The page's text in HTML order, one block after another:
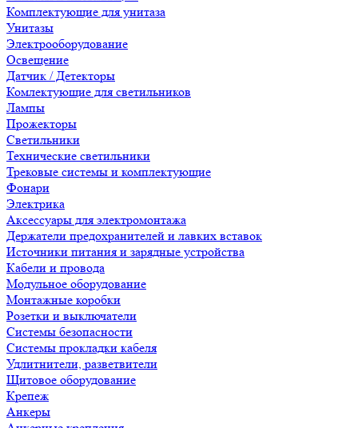
Комплектующие для унитаза
Унитазы
Электрооборудование
Освещение
Датчик / Детекторы
Комлектующие для светильников
Лампы
Прожекторы
Светильники
Технические светильники
Трековые системы и комплектующие
Фонари
Электрика
Аксессуары для электромонтажа
Держатели предохранителей и лавких вставок
Источники питания и зарядные устройства
Кабели и провода
Модульное оборудование
Монтажные коробки
Розетки и выключатели
Системы безопасности
Системы прокладки кабеля
Удлитнители, разветвители
Щитовое оборудование
Крепеж
Анкеры